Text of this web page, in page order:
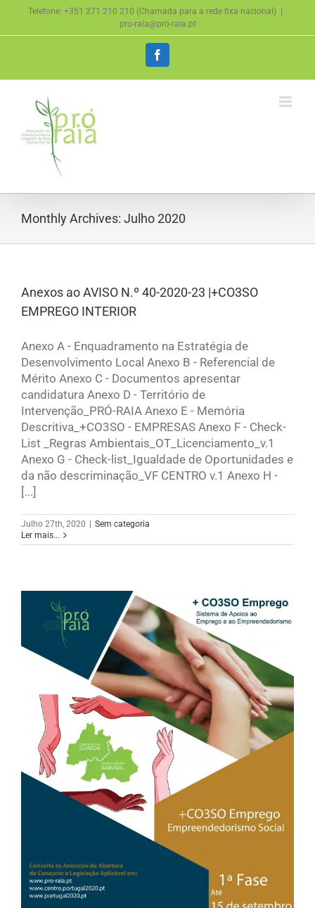
content
Telefone: +351 271 210 210 (Chamada para a rede fixa nacional)
pro-raia@pro-raia.pt
Facebook
Monthly Archives: Julho 2020
Anexos ao AVISO N.º 40-2020-23 |+CO3SO
EMPREGO INTERIOR
Anexo A - Enquadramento na Estratégia de
Desenvolvimento Local Anexo B - Referencial de
Mérito Anexo C - Documentos apresentar
candidatura Anexo D - Território de
Intervenção_PRÓ-RAIA Anexo E - Memória
Descritiva_+CO3SO - EMPRESAS Anexo F - Check-
List _Regras Ambientais_OT_Licenciamento_v.1
Anexo G - Check-list_Igualdade de Oportunidades e
da não descriminação_VF CENTRO v.1 Anexo H -
[...]
Julho 27th, 2020
Sem categoria
Ler mais...